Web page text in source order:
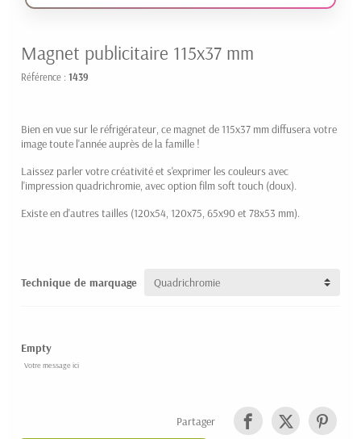
Magnet publicitaire 115x37 mm
Référence : 1439
Bien en vue sur le réfrigérateur, ce magnet de 115x37 mm diffusera votre
image toute l'année auprès de la famille !
Laissez parler votre créativité et s'exprimer les couleurs avec
l'impression quadrichromie, avec option film soft touch (doux).
Existe en d'autres tailles (120x54, 120x75, 65x90 et 78x53 mm).
Technique de marquage
Empty
Partager